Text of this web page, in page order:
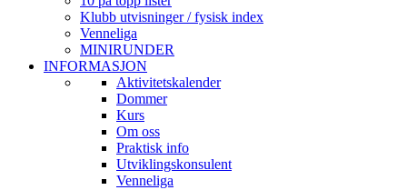
Klubb utvisninger / fysisk index
Venneliga
MINIRUNDER
INFORMASJON
Aktivitetskalender
Dommer
Kurs
Om oss
Praktisk info
Utviklingskonsulent
Venneliga